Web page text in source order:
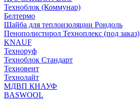
Техноблок (Коммунар)
Белтермо
Шайба для теплоизоляции Рондоль
Пенополистирол Техноплекс (под заказ)
KNАUF
Технoруф
Техноблок Стандарт
Техновент
Технолайт
МДВП КНАУФ
BASWOOL